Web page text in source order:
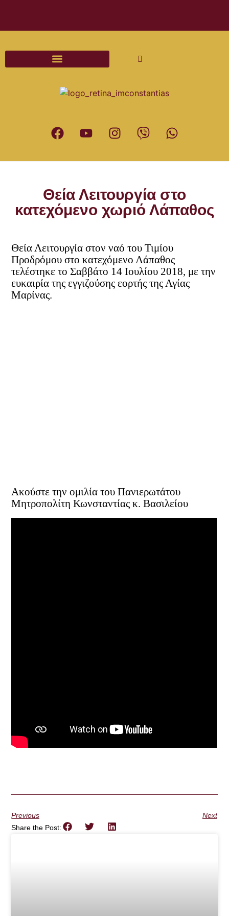
Θεία Λειτουργία στο
κατεχόμενο χωριό Λάπαθος
Θεία Λειτουργία στον ναό του Τιμίου
Προδρόμου στο κατεχόμενο Λάπαθος
τελέστηκε το Σαββάτο 14 Ιουλίου 2018, με την
ευκαιρία της εγγιζούσης εορτής της Αγίας
Μαρίνας.
Ακούστε την ομιλία του Πανιερωτάτου
Μητροπολίτη Κωνσταντίας κ. Βασιλείου
Previous
Next
Share the Post: